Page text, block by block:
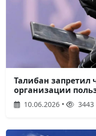
Талибан
организации
10.06.2026 • 3443